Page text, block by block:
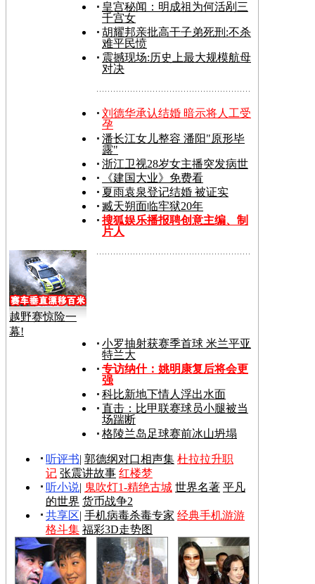
皇宫秘闻：明成祖为何活剐三
千宫女
胡耀邦亲批高干子弟死刑:不杀
难平民愤
震撼现场:历史上最大规模航母
对决
刘德华承认结婚 暗示将人工受
孕
潘长江女儿整容 潘阳"原形毕
露"
浙江卫视28岁女主播突发病世
《建国大业》免费看
夏雨袁泉登记结婚 被证实
臧天朔面临牢狱20年
搜狐娱乐播报聘创意主编、制
片人
越野赛惊险一
幕!
小罗抽射获赛季首球 米兰平亚
特兰大
专访纳什：姚明康复后将会更
强
科比新地下情人浮出水面
直击：比甲联赛球员小腿被当
场踹断
格陵兰岛足球赛前冰山坍塌
听评书| 郭德纲对口相声集 杜拉拉升职
记 张震讲故事 红楼梦
听小说| 鬼吹灯1-精绝古城 世界名著 平凡
的世界 货币战争2
共享区| 手机病毒杀毒专家 经典手机游游
格斗集 福彩3D走势图